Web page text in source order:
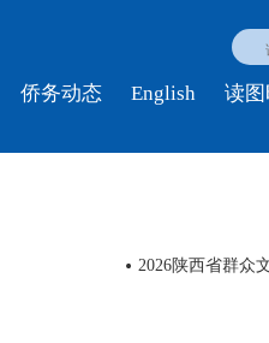
侨务动态 English 读
2026陕西省群众